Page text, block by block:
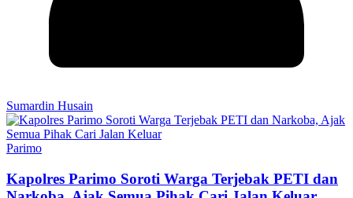
Sumardin Husain
Parimo
Kapolres Parimo Soroti Warga Terjebak PETI dan